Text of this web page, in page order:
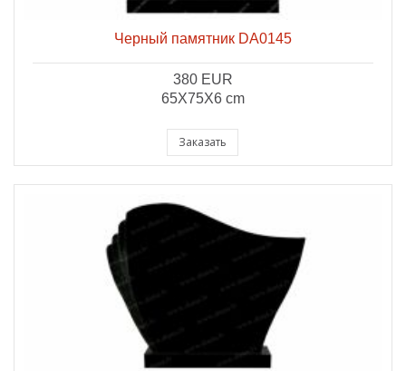
Черный памятник DA0145
380 EUR
65X75X6 cm
Заказать